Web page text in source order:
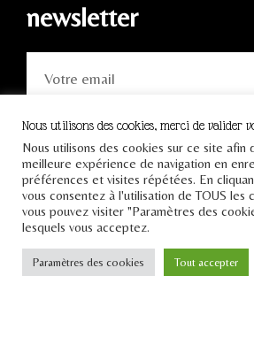
newsletter
JE M'INSCRIS
Nous utilisons des cookies, merci de valider
Nous utilisons des cookies sur ce site afin
meilleure expérience de navigation en
préférences et visites répétées. En
vous consentez à l'utilisation de TOUS les
vous pouvez visiter "Paramètres des
lesquels vous acceptez.
Paramètres des cookies Tout accepter